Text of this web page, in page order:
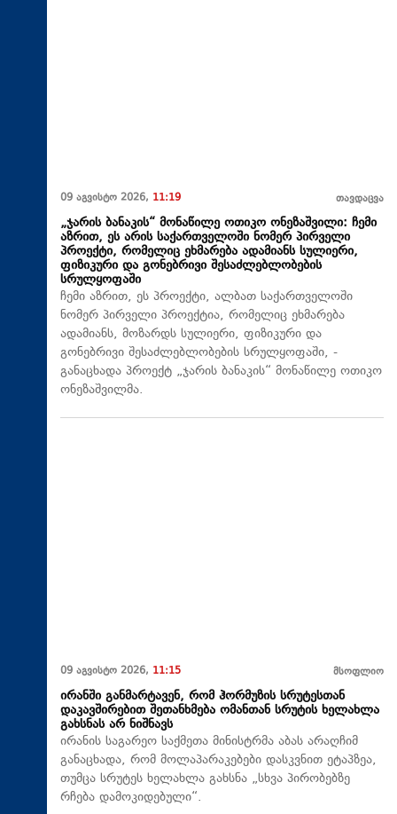
09 აგვისტო 2026, 11:19 თავდაცვა
„ჯარის ბანაკის“ მონაწილე ოთიკო ონეზაშვილი: ჩემი
აზრით, ეს არის საქართველოში ნომერ პირველი
პროექტი, რომელიც ეხმარება ადამიანს სულიერი,
ფიზიკური და გონებრივი შესაძლებლობების
სრულყოფაში
ჩემი აზრით, ეს პროექტი, ალბათ საქართველოში
ნომერ პირველი პროექტია, რომელიც ეხმარება
ადამიანს, მოზარდს სულიერი, ფიზიკური და
გონებრივი შესაძლებლობების სრულყოფაში, -
განაცხადა პროექტ „ჯარის ბანაკის“ მონაწილე ოთიკო
ონეზაშვილმა.
09 აგვისტო 2026, 11:15 მსოფლიო
ირანში განმარტავენ, რომ ჰორმუზის სრუტესთან
დაკავშირებით შეთანხმება ომანთან სრუტის ხელახლა
გახსნას არ ნიშნავს
ირანის საგარეო საქმეთა მინისტრმა აბას არაღჩიმ
განაცხადა, რომ მოლაპარაკებები დასკვნით ეტაპზეა,
თუმცა სრუტეს ხელახლა გახსნა „სხვა პირობებზე
რჩება დამოკიდებული“.